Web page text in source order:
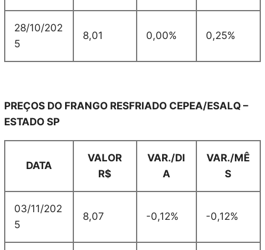
28/10/202
5
8,01 0,00% 0,25%
PREÇOS DO FRANGO RESFRIADO CEPEA/ESALQ –
ESTADO SP
DATA
VALOR
R$
VAR./DI
A
VAR./MÊ
S
03/11/202
5
8,07 -0,12% -0,12%